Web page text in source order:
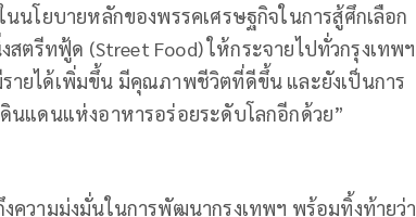
นโยบายหลักของพรรคเศรษฐกิจในการสู้ศึกเลือก
ตรีทฟู้ด (Street Food) ให้กระจายไปทั่วกรุงเทพฯ
ายได้เพิ่มขึ้น มีคุณภาพชีวิตที่ดีขึ้น และยังเป็นการ
นแดนแห่งอาหารอร่อยระดับโลกอีกด้วย”
ความมุ่งมั่นในการพัฒนากรุงเทพฯ พร้อมทิ้งท้ายว่า